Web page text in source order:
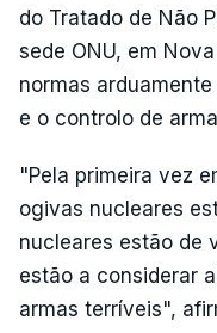
do Tratado de Não
sede ONU, em
normas
e o controlo de
"Pela primeira vez
ogivas nucleares
nucleares estão de
estão a considerar
armas terríveis",